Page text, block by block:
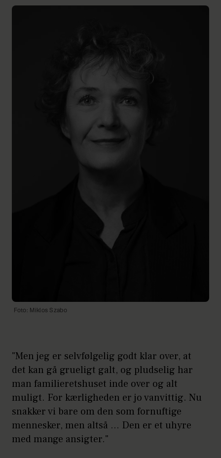
Foto: Miklos Szabo
"Men jeg er selvfølgelig godt klar over, at
det kan gå grueligt galt, og pludselig har
man familieretshuset inde over og alt
muligt. For kærligheden er jo vanvittig. Nu
snakker vi bare om den som fornuftige
mennesker, men altså … Den er et uhyre
med mange ansigter."